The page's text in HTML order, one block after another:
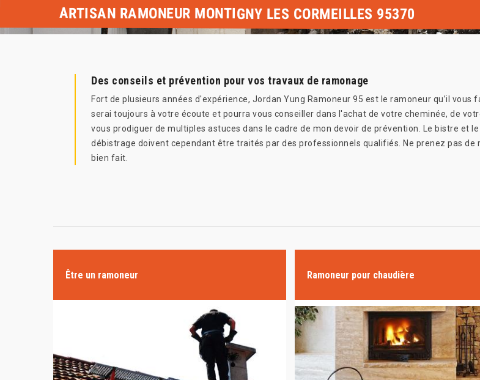
ARTISAN RAMONEUR MONTIGNY LES CORMEILLES 95370
Des conseils et prévention pour vos travaux de ramonage
Fort de plusieurs années d'expérience, Jordan Yung Ramoneur 95 est le ramoneur qu’il
serai toujours à votre écoute et pourra vous conseiller dans l'achat de votre cheminée, de
vous prodiguer de multiples astuces dans le cadre de mon devoir de prévention. Le bistre et
débistrage doivent cependant être traités par des professionnels qualifiés. Ne prenez pas de
bien fait.
Être un ramoneur Ramoneur pour chaudière